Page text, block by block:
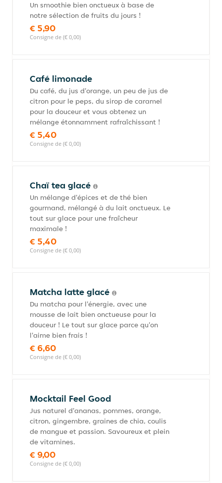
Un smoothie bien onctueux à base de
notre sélection de fruits du jours !
€ 5,90
Consigne de (€ 0,00)
Café limonade
Du café, du jus d'orange, un peu de jus de
citron pour le peps, du sirop de caramel
pour la douceur et vous obtenez un
mélange étonnamment rafraîchissant !
€ 5,40
Consigne de (€ 0,00)
Chaï tea glacé
Un mélange d'épices et de thé bien
gourmand, mélangé à du lait onctueux. Le
tout sur glace pour une fraîcheur
maximale !
€ 5,40
Consigne de (€ 0,00)
Matcha latte glacé
Du matcha pour l'énergie, avec une
mousse de lait bien onctueuse pour la
douceur ! Le tout sur glace parce qu'on
l'aime bien frais !
€ 6,60
Consigne de (€ 0,00)
Mocktail Feel Good
Jus naturel d'ananas, pommes, orange,
citron, gingembre, graines de chia, coulis
de mangue et passion. Savoureux et plein
de vitamines.
€ 9,00
Consigne de (€ 0,00)